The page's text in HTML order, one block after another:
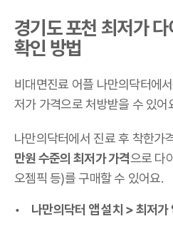
경기도 포천 최저가
확인 방법
비대면진료 어플 나만의닥터에
저가 가격으로 처방받을 수 있어
나만의닥터에서 진료 후 착한가
만원 수준의 최저가 가격으로 다
오젬픽 등)를 구매할 수 있어요.
나만의닥터 앱 설치 > 최저